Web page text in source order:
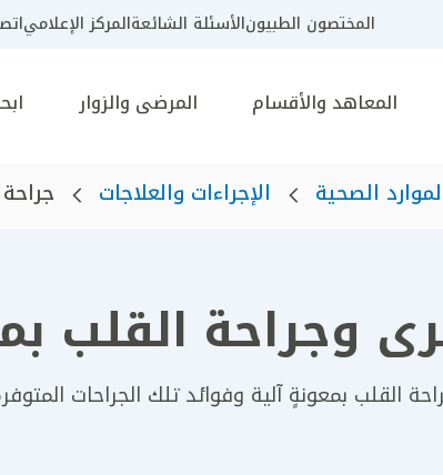
المختصون الطبيونالأسئلة الشائعةالمركز الإعلامي
المعاهد والأقسام المرضى والزوار
الصحية الإجراءات والعلاجات
وجراحة القلب
القلب بمعونةٍ آلية وفوائد تلك الجراحات